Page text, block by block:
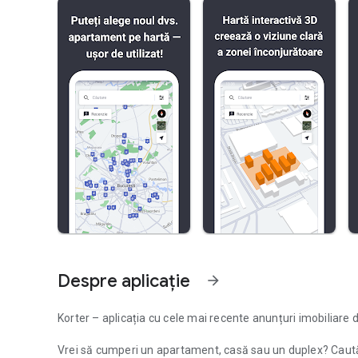
Despre aplicație arrow_forward
Korter – aplicația cu cele mai recente anunțuri imobiliare
Vrei să cumperi un apartament, casă sau un duplex?